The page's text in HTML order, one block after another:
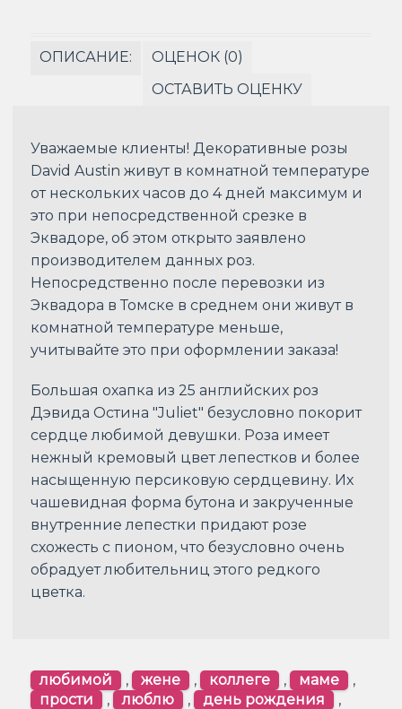
ОПИСАНИЕ:
ОЦЕНОК (0)
ОСТАВИТЬ ОЦЕНКУ
Уважаемые клиенты! Декоративные розы
David Austin живут в комнатной температуре
от нескольких часов до 4 дней максимум и
это при непосредственной срезке в
Эквадоре, об этом открыто заявлено
производителем данных роз.
Непосредственно после перевозки из
Эквадора в Томске в среднем они живут в
комнатной температуре меньше,
учитывайте это при оформлении заказа!
Большая охапка из 25 английских роз
Дэвида Остина "Juliet" безусловно покорит
сердце любимой девушки. Роза имеет
нежный кремовый цвет лепестков и более
насыщенную персиковую сердцевину. Их
чашевидная форма бутона и закрученные
внутренние лепестки придают розе
схожесть с пионом, что безусловно очень
обрадует любительниц этого редкого
цветка.
любимой , жене , коллеге , маме
,
прости
, люблю , день рождения
,